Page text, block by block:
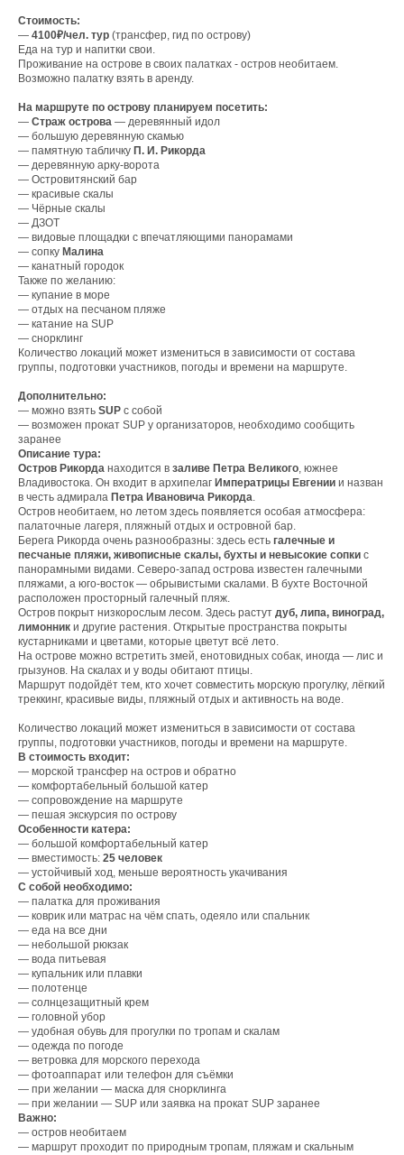
Стоимость:
— 4100₽/чел. тур (трансфер, гид по острову)
Еда на тур и напитки свои.
Проживание на острове в своих палатках - остров необитаем.
Возможно палатку взять в аренду.
На маршруте по острову планируем посетить:
— Страж острова — деревянный идол
— большую деревянную скамью
— памятную табличку П. И. Рикорда
— деревянную арку-ворота
— Островитянский бар
— красивые скалы
— Чёрные скалы
— ДЗОТ
— видовые площадки с впечатляющими панорамами
— сопку Малина
— канатный городок
Также по желанию:
— купание в море
— отдых на песчаном пляже
— катание на SUP
— снорклинг
Количество локаций может измениться в зависимости от состава
группы, подготовки участников, погоды и времени на маршруте.
Дополнительно:
— можно взять SUP с собой
— возможен прокат SUP у организаторов, необходимо сообщить
заранее
Описание тура:
Остров Рикорда находится в заливе Петра Великого, южнее
Владивостока. Он входит в архипелаг Императрицы Евгении и назван
в честь адмирала Петра Ивановича Рикорда.
Остров необитаем, но летом здесь появляется особая атмосфера:
палаточные лагеря, пляжный отдых и островной бар.
Берега Рикорда очень разнообразны: здесь есть галечные и
песчаные пляжи, живописные скалы, бухты и невысокие сопки с
панорамными видами. Северо-запад острова известен галечными
пляжами, а юго-восток — обрывистыми скалами. В бухте Восточной
расположен просторный галечный пляж.
Остров покрыт низкорослым лесом. Здесь растут дуб, липа, виноград,
лимонник и другие растения. Открытые пространства покрыты
кустарниками и цветами, которые цветут всё лето.
На острове можно встретить змей, енотовидных собак, иногда — лис и
грызунов. На скалах и у воды обитают птицы.
Маршрут подойдёт тем, кто хочет совместить морскую прогулку, лёгкий
треккинг, красивые виды, пляжный отдых и активность на воде.
Количество локаций может измениться в зависимости от состава
группы, подготовки участников, погоды и времени на маршруте.
В стоимость входит:
— морской трансфер на остров и обратно
— комфортабельный большой катер
— сопровождение на маршруте
— пешая экскурсия по острову
Особенности катера:
— большой комфортабельный катер
— вместимость: 25 человек
— устойчивый ход, меньше вероятность укачивания
С собой необходимо:
— палатка для проживания
— коврик или матрас на чём спать, одеяло или спальник
— еда на все дни
— небольшой рюкзак
— вода питьевая
— купальник или плавки
— полотенце
— солнцезащитный крем
— головной убор
— удобная обувь для прогулки по тропам и скалам
— одежда по погоде
— ветровка для морского перехода
— фотоаппарат или телефон для съёмки
— при желании — маска для снорклинга
— при желании — SUP или заявка на прокат SUP заранее
Важно:
— остров необитаем
— маршрут проходит по природным тропам, пляжам и скальным